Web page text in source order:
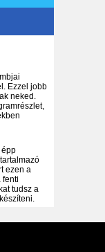
Ezzel jobb
neked.
épp
ezen a
fenti
tudsz a